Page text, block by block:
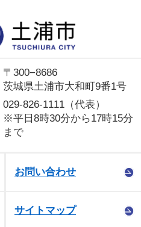
〒300−8686
茨城県土浦市大和町9番1号
029-826-1111（代表）
※平日8時30分から17時15分
まで
お問い合わせ
サイトマップ